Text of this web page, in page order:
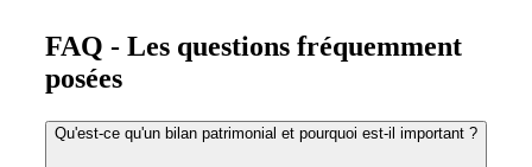
FAQ - Les questions fréquemment
posées
Qu'est-ce qu'un bilan patrimonial et pourquoi est-il important ?